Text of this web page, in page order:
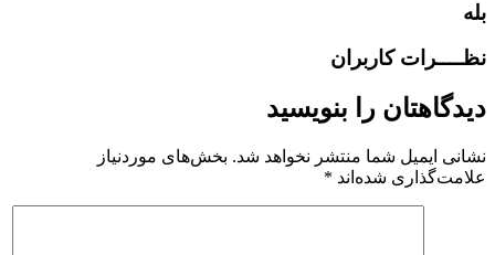
بله
نظــــرات کاربران
دیدگاهتان را بنویسید
نشانی ایمیل شما منتشر نخواهد شد. بخش‌های موردنیاز
علامت‌گذاری شده‌اند *